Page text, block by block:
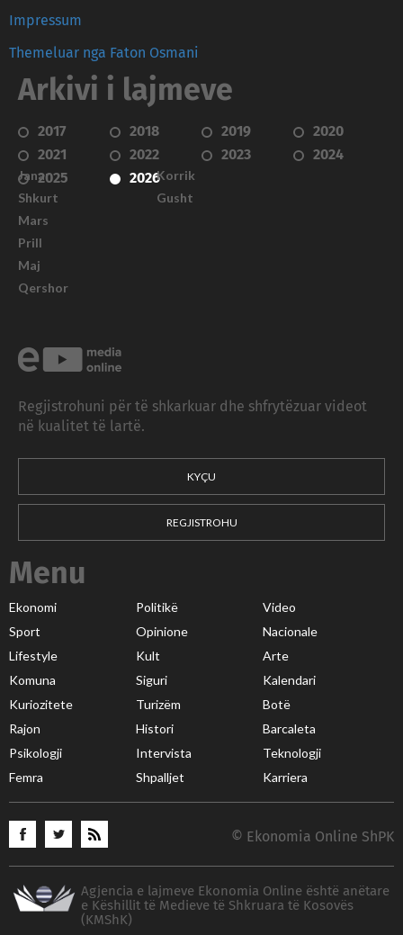
Impressum
Themeluar nga Faton Osmani
Arkivi i lajmeve
2017 2018 2019
2020
2021
2022 2023
2024
2025
2026
Janar
Shkurt
Mars
Prill
Maj
Qershor
Korrik
Gusht
Regjistrohuni për të shkarkuar dhe shfrytëzuar videot
në kualitet të lartë.
KYÇU
REGJISTROHU
Menu
Ekonomi Politikë
Video
Sport
Opinione
Nacionale
Lifestyle
Kult
Arte
Komuna
Siguri
Kalendari
Kuriozitete
Turizëm
Botë
Rajon
Histori
Barcaleta
Psikologji
Intervista
Teknologji
Femra
Shpalljet Karriera
© Ekonomia Online ShPK
Agjencia e lajmeve Ekonomia Online është anëtare
e Këshillit të Medieve të Shkruara të Kosovës
(KMShK)